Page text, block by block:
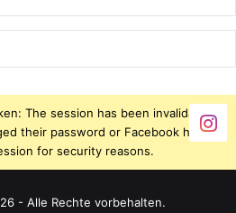
The session has been invalidated
their password or Facebook has
for security reasons.
- Alle Rechte vorbehalten.